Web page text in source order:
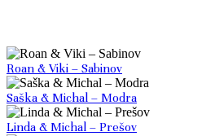
Roan & Viki – Sabinov
Saška & Michal – Modra
Linda & Michal – Prešov